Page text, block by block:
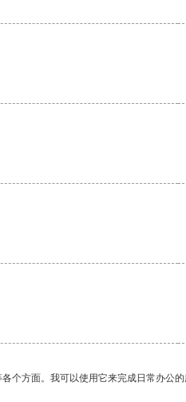
个方面。我可以使用它来完成日常办公的